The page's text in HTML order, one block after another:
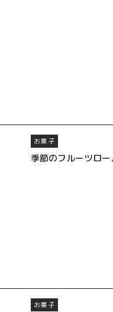
お菓子
季節のフルーツロ
お菓子